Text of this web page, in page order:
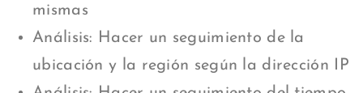
mismas
Análisis: Hacer un seguimiento de la
ubicación y la región según la dirección IP